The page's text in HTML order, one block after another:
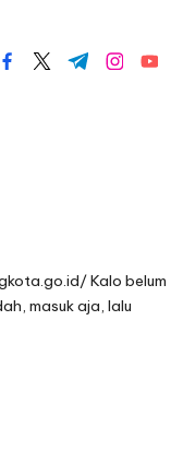
facebook.com
twitter.com
t.me
Kalo belum
masuk aja, lalu